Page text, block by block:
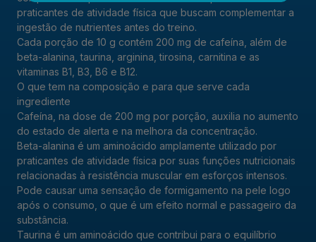
praticantes de atividade física que buscam complementar a
ingestão de nutrientes antes do treino.
Cada porção de 10 g contém 200 mg de cafeína, além de
beta-alanina, taurina, arginina, tirosina, carnitina e as
vitaminas B1, B3, B6 e B12.
O que tem na composição e para que serve cada
ingrediente
Cafeína, na dose de 200 mg por porção, auxilia no aumento
do estado de alerta e na melhora da concentração.
Beta-alanina é um aminoácido amplamente utilizado por
praticantes de atividade física por suas funções nutricionais
relacionadas à resistência muscular em esforços intensos.
Pode causar uma sensação de formigamento na pele logo
após o consumo, o que é um efeito normal e passageiro da
substância.
Taurina é um aminoácido que contribui para o equilíbrio